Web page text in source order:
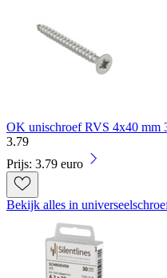
OK unischroef RVS 4x40 mm
3.79
Prijs: 3.79 euro
Bekijk alles in